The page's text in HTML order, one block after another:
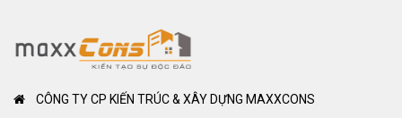
CÔNG TY CP KIẾN TRÚC & XÂY DỰNG MAXXCONS